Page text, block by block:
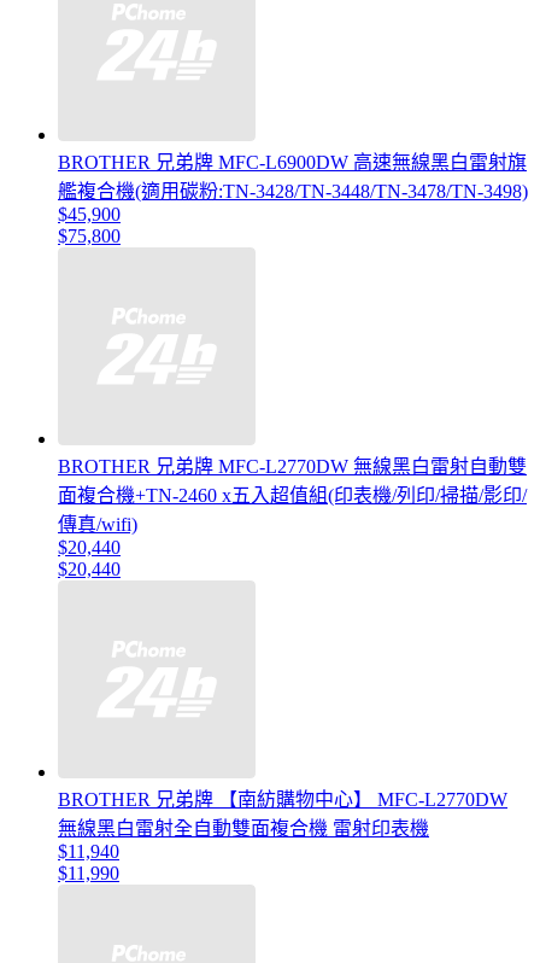
BROTHER 兄弟牌 MFC-L6900DW 高速無線黑白雷射旗
艦複合機(適用碳粉:TN-3428/TN-3448/TN-3478/TN-3498)
$45,900
$75,800
BROTHER 兄弟牌 MFC-L2770DW 無線黑白雷射自動雙
面複合機+TN-2460 x五入超值組(印表機/列印/掃描/影印/
傳真/wifi)
$20,440
$20,440
BROTHER 兄弟牌 【南紡購物中心】 MFC-L2770DW
無線黑白雷射全自動雙面複合機 雷射印表機
$11,940
$11,990